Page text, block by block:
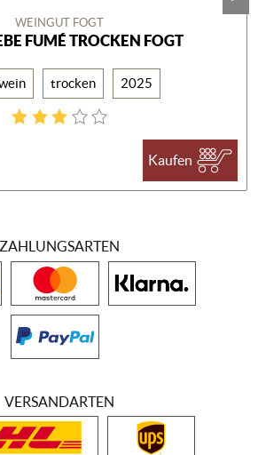
WEINGUT FOGT
FUMÉ TROCKEN FOGT
trocken 2025
Kaufen
ZAHLUNGSARTEN
VERSANDARTEN